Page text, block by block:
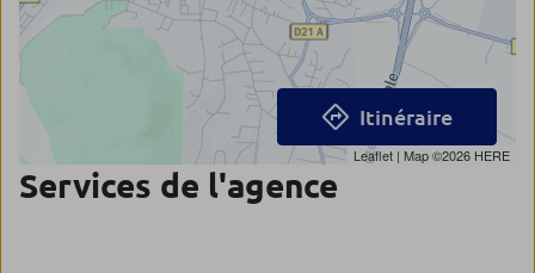
Leaflet | Map ©2026 HERE
Itinéraire
Services de l'agence